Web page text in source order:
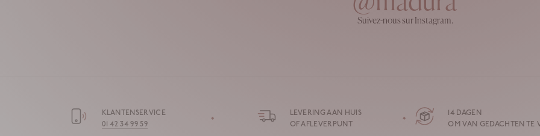
Suivez-nous sur Instagram.
KLANTENSERVICE
01 42 34 99 59
LEVERING AAN HUIS
OF AFLEVERPUNT
14 DAGEN
OM VAN GEDACHTEN TE